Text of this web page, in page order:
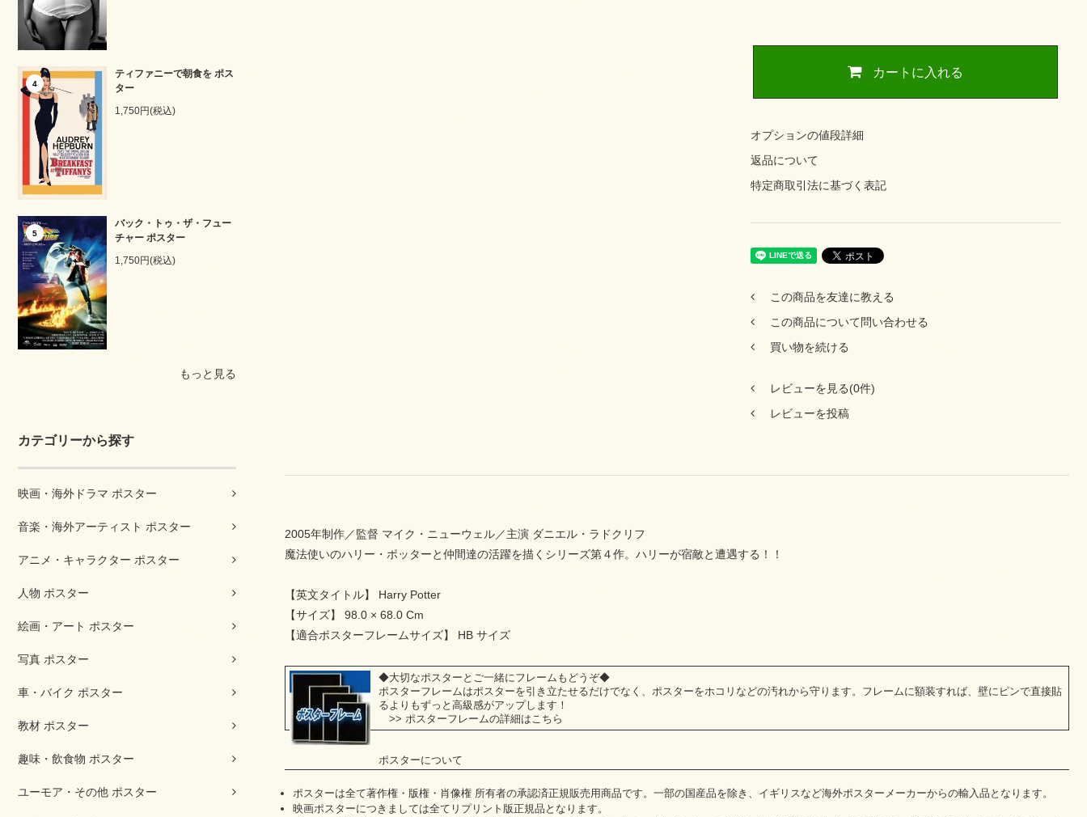
4
ティファニーで朝食を ポス
ター
1,750円(税込)
5
バック・トゥ・ザ・フュー
チャー ポスター
1,750円(税込)
もっと見る
カテゴリーから探す
映画・海外ドラマ ポスター
音楽・海外アーティスト ポスター
アニメ・キャラクター ポスター
人物 ポスター
絵画・アート ポスター
写真 ポスター
車・バイク ポスター
教材 ポスター
趣味・飲食物 ポスター
ユーモア・その他 ポスター
カートに入れる
オプションの値段詳細
返品について
特定商取引法に基づく表記
この商品を友達に教える
この商品について問い合わせる
買い物を続ける
レビューを見る(0件)
レビューを投稿
2005年制作／監督 マイク・ニューウェル／主演 ダニエル・ラドクリフ
魔法使いのハリー・ポッターと仲間達の活躍を描くシリーズ第４作。ハリーが宿敵と遭遇する！！
【英文タイトル】 Harry Potter
【サイズ】 98.0 × 68.0 Cm
【適合ポスターフレームサイズ】 HB サイズ
◆大切なポスターとご一緒にフレームもどうぞ◆
ポスターフレームはポスターを引き立たせるだけでなく、ポスターをホコリなどの汚れから守ります。フレームに額装すれば、壁にピンで直接貼
るよりもずっと高級感がアップします！
>> ポスターフレームの詳細はこちら
ポスターについて
ポスターは全て著作権・版権・肖像権 所有者の承認済正規販売用商品です。一部の国産品を除き、イギリスなど海外ポスターメーカーからの輸入品となります。
映画ポスターにつきましては全てリプリント版正規品となります。